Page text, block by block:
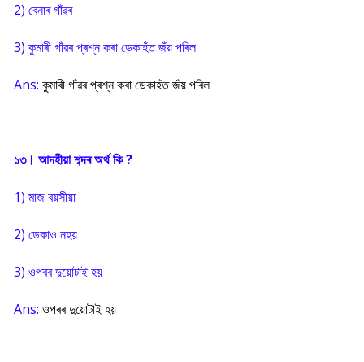
2) বেনাৰ গাঁৱৰ
3) কুমাৰী গাঁৱৰ প্ৰশ্ন কৰা ডেকাহঁত জঁয় পৰিল
Ans: কুমাৰী গাঁৱৰ প্ৰশ্ন কৰা ডেকাহঁত জঁয় পৰিল
১৩। আদহীয়া শব্দৰ অৰ্থ কি ?
1) মাজ বয়সীয়া
2) ডেকাও নহয়
3) ওপৰৰ দুয়োটাই হয়
Ans: ওপৰৰ দুয়োটাই হয়